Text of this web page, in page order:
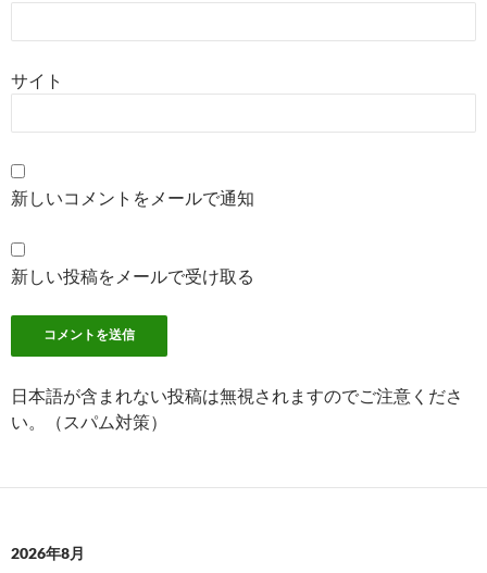
サイト
新しいコメントをメールで通知
新しい投稿をメールで受け取る
日本語が含まれない投稿は無視されますのでご注意くださ
い。（スパム対策）
2026年8月